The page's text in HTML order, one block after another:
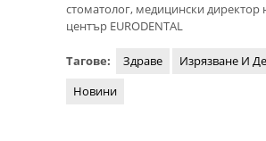
стоматолог, медицински директор
център EURODENTAL
Тагове: Здраве
Изрязване И
Новини